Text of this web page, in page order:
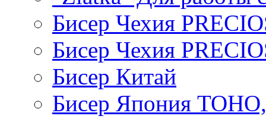
Бисер Чехия
Бисер Чехия
Бисер Китай
Бисер Япония